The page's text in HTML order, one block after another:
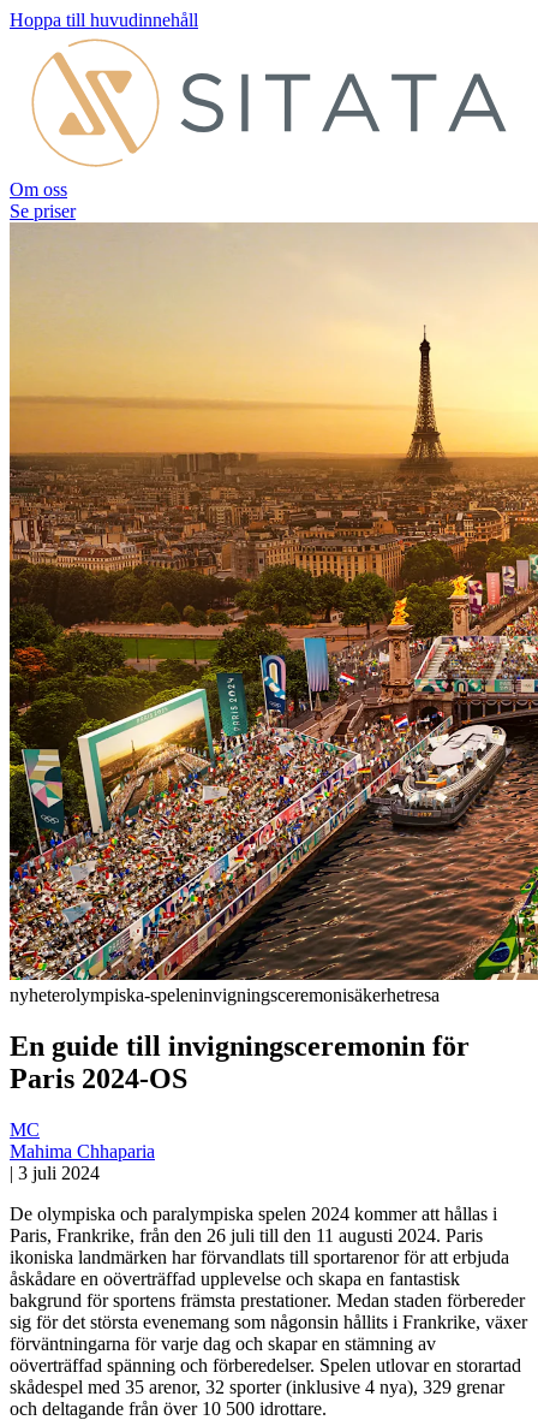
Hoppa till huvudinnehåll
Om oss
Se priser
nyheterolympiska-speleninvigningsceremonisäkerhetresa
En guide till invigningsceremonin för
Paris 2024-OS
MC
Mahima Chhaparia
| 3 juli 2024
De olympiska och paralympiska spelen 2024 kommer att hållas i
Paris, Frankrike, från den 26 juli till den 11 augusti 2024. Paris
ikoniska landmärken har förvandlats till sportarenor för att erbjuda
åskådare en oöverträffad upplevelse och skapa en fantastisk
bakgrund för sportens främsta prestationer. Medan staden förbereder
sig för det största evenemang som någonsin hållits i Frankrike, växer
förväntningarna för varje dag och skapar en stämning av
oöverträffad spänning och förberedelser. Spelen utlovar en storartad
skådespel med 35 arenor, 32 sporter (inklusive 4 nya), 329 grenar
och deltagande från över 10 500 idrottare.